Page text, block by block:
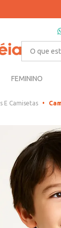
O que
FEMININO
E Camisetas